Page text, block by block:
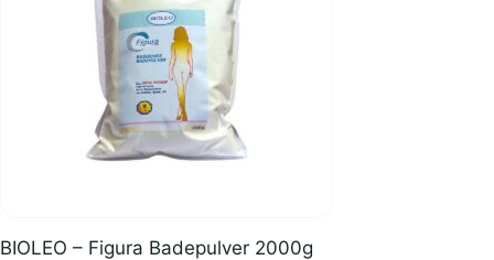
BIOLEO – Figura Badepulver 2000g